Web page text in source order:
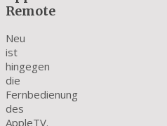
Remote
Neu
ist
hingegen
die
Fernbedienung
des
AppleTV.